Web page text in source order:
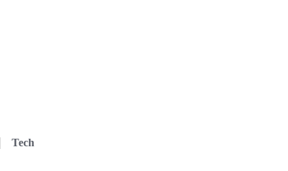
Tech